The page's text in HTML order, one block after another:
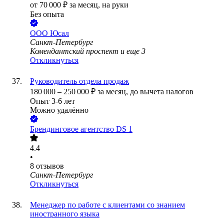
от 70 000 ₽ за месяц, на руки
Без опыта
ООО Юсал
Санкт-Петербург
Комендантский проспект и еще 3
Откликнуться
Руководитель отдела продаж
180 000 – 250 000 ₽ за месяц, до вычета налогов
Опыт 3-6 лет
Можно удалённо
Брендинговое агентство DS 1
4.4
•
8 отзывов
Санкт-Петербург
Откликнуться
Менеджер по работе с клиентами со знанием
иностранного языка